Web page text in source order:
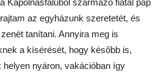
az egyházunk szeretetét, és
tanítani. Annyira meg is
a kísérését, hogy később is,
nyáron, vakációban így